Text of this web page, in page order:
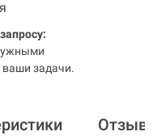
ваши задачи.